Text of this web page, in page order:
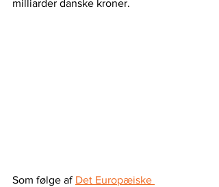
milliarder danske kroner.
Som følge af Det Europæiske